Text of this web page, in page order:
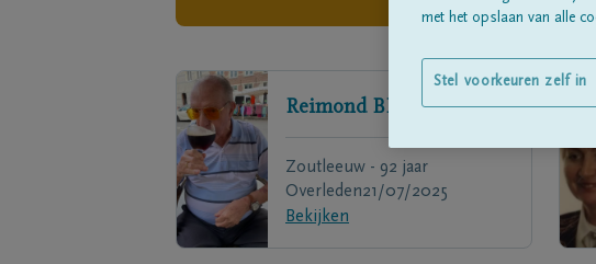
Reimond BRUYNINCKX
Zoutleeuw - 92 jaar
Overleden21/07/2025
Bekijken
met het opslaan van alle
Stel voorkeuren zelf in